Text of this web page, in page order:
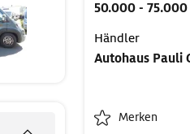
50.000 -
Händler
Autohaus Pauli
Merken